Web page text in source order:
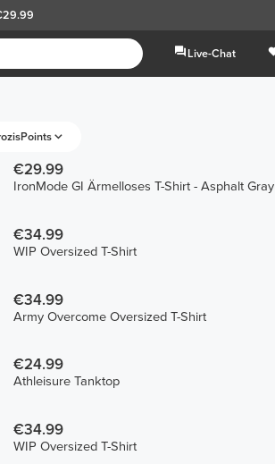
Live-Chat
€29.99
IronMode GI Ärmelloses T-Shirt - Asphalt Gray
€34.99
WIP Oversized T-Shirt
€34.99
Army Overcome Oversized T-Shirt
€24.99
Athleisure Tanktop
€34.99
WIP Oversized T-Shirt